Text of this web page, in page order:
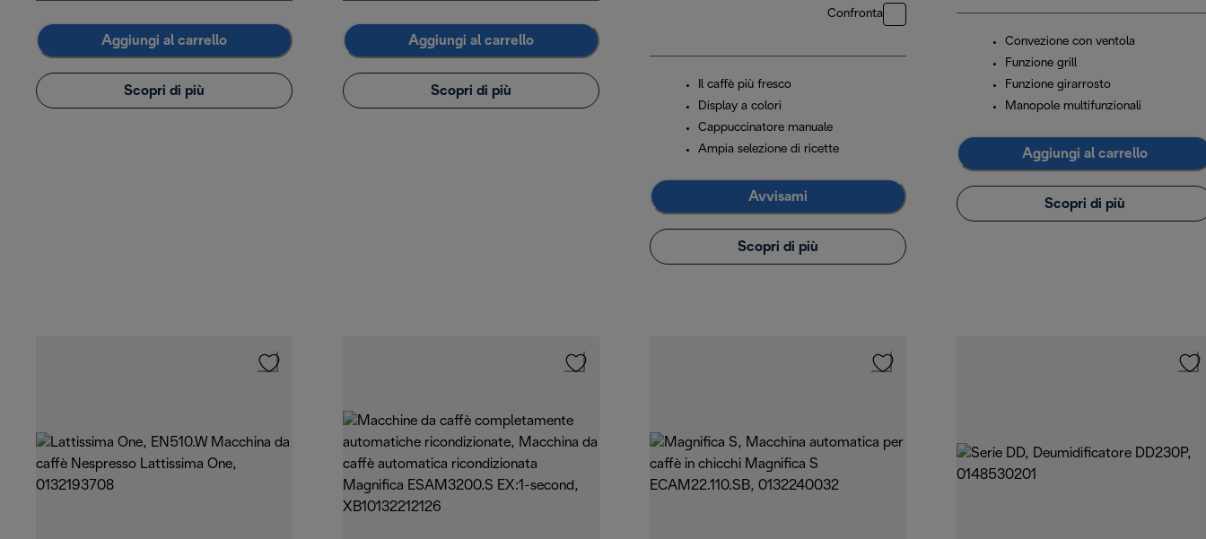
Aggiungi al carrello
Scopri di più
Aggiungi al carrello
Scopri di più
Confronta
Il caffè più fresco
Display a colori
Cappuccinatore manuale
Ampia selezione di ricette
Avvisami
Scopri di più
Convezione con ventola
Funzione grill
Funzione girarrosto
Manopole multifunzionali
Aggiungi al carrello
Scopri di più